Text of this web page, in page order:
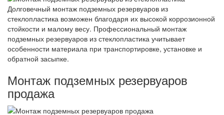
Долговечный монтаж подземных резервуаров из
стеклопластика возможен благодаря их высокой коррозионной
стойкости и малому весу. Профессиональный монтаж
подземных резервуаров из стеклопластика учитывает
особенности материала при транспортировке, установке и
обратной засыпке.
Монтаж подземных резервуаров
продажа